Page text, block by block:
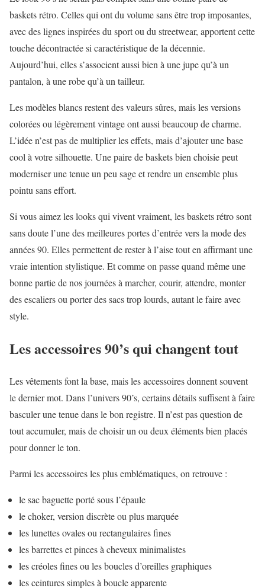
baskets rétro. Celles qui ont du volume sans être trop imposantes,
avec des lignes inspirées du sport ou du streetwear, apportent cette
touche décontractée si caractéristique de la décennie.
Aujourd’hui, elles s’associent aussi bien à une jupe qu’à un
pantalon, à une robe qu’à un tailleur.
Les modèles blancs restent des valeurs sûres, mais les versions
colorées ou légèrement vintage ont aussi beaucoup de charme.
L’idée n’est pas de multiplier les effets, mais d’ajouter une base
cool à votre silhouette. Une paire de baskets bien choisie peut
moderniser une tenue un peu sage et rendre un ensemble plus
pointu sans effort.
Si vous aimez les looks qui vivent vraiment, les baskets rétro sont
sans doute l’une des meilleures portes d’entrée vers la mode des
années 90. Elles permettent de rester à l’aise tout en affirmant une
vraie intention stylistique. Et comme on passe quand même une
bonne partie de nos journées à marcher, courir, attendre, monter
des escaliers ou porter des sacs trop lourds, autant le faire avec
style.
Les accessoires 90’s qui changent tout
Les vêtements font la base, mais les accessoires donnent souvent
le dernier mot. Dans l’univers 90’s, certains détails suffisent à faire
basculer une tenue dans le bon registre. Il n’est pas question de
tout accumuler, mais de choisir un ou deux éléments bien placés
pour donner le ton.
Parmi les accessoires les plus emblématiques, on retrouve :
le sac baguette porté sous l’épaule
le choker, version discrète ou plus marquée
les lunettes ovales ou rectangulaires fines
les barrettes et pinces à cheveux minimalistes
les créoles fines ou les boucles d’oreilles graphiques
les ceintures simples à boucle apparente